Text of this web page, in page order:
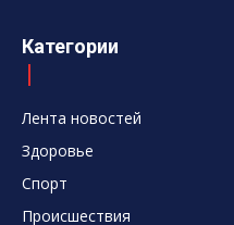
Категории
Лента новостей
Здоровье
Спорт
Происшествия